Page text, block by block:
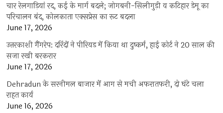
चार रेलगाड़ियां रद, कई के मार्ग बदले; जोगबनी-सिलीगुड़ी व कटिहार डेमू का
परिचालन बंद, कोलकाता एक्सप्रेस का रूट बदला
June 17, 2026
उत्तरकाशी गैंगरेप: दरिंदों ने पीरियड में किया था दुष्कर्म, हाई कोर्ट ने 20 साल की
सजा रखी बरकरार
June 17, 2026
Dehradun के सरनीमल बाजार में आग से मची अफरातफरी, दो घंटे चला
राहत कार्य
June 16, 2026